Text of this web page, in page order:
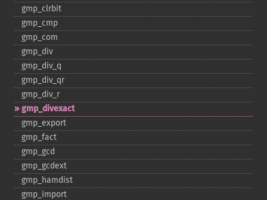
gmp_​clrbit
gmp_​cmp
gmp_​com
gmp_​div
gmp_​div_​q
gmp_​div_​qr
gmp_​div_​r
gmp_​divexact
gmp_​export
gmp_​fact
gmp_​gcd
gmp_​gcdext
gmp_​hamdist
gmp_​import